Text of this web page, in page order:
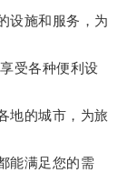
施和服务，为
受各种便利设
的城市，为旅
满足您的需